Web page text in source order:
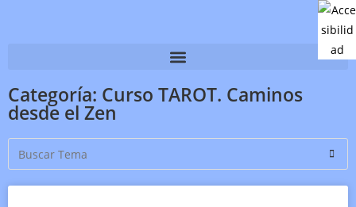
Categoría: Curso TAROT. Caminos
desde el Zen